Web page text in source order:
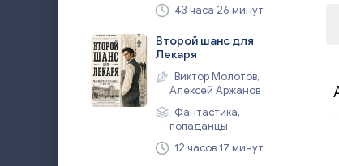
43 часа 26 минут
Второй шанс для
Лекаря
Виктор Молотов,
Алексей Аржанов
Фантастика,
попаданцы
12 часов 17 минут